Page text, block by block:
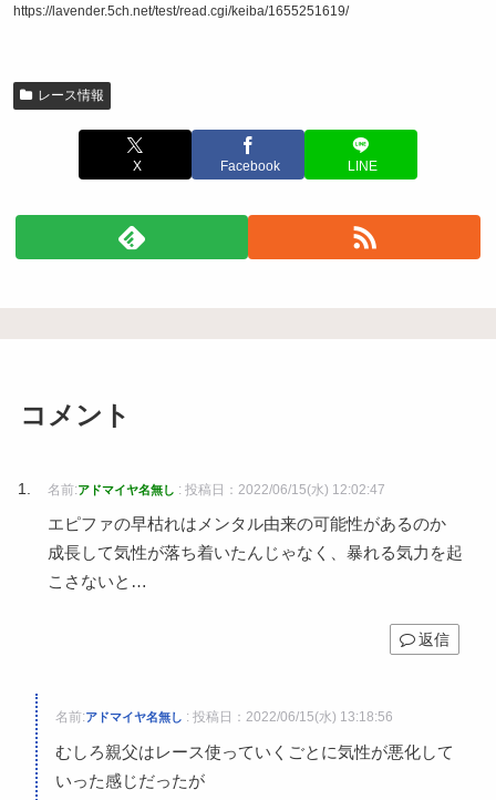
https://lavender.5ch.net/test/read.cgi/keiba/1655251619/
レース情報
X Facebook LINE
コメント
名前:アドマイヤ名無し : 投稿日：2022/06/15(水) 12:02:47
エピファの早枯れはメンタル由来の可能性があるのか
成長して気性が落ち着いたんじゃなく、暴れる気力を起
こさないと…
返信
名前:アドマイヤ名無し : 投稿日：2022/06/15(水) 13:18:56
むしろ親父はレース使っていくごとに気性が悪化して
いった感じだったが